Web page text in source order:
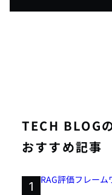
TECH BLOG
おすすめ記事
1 RAG評価フレー